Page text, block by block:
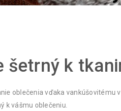
šetrný k
oblečenia vďaka vankúšovitému
k vášmu oblečeniu.